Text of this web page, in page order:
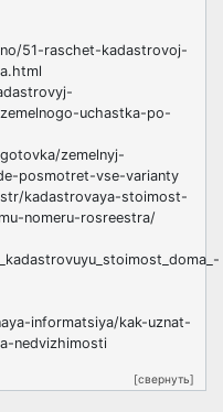
51-raschet-kadastrovoj-
uchastka-po-
zemelnyj-
posmotret-vse-varianty
kadastrovaya-stoimost-
nomeru-rosreestra/
informatsiya/kak-uznat-
nedvizhimosti
[свернуть]